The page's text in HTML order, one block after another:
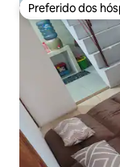
Preferido dos
Preferido dos